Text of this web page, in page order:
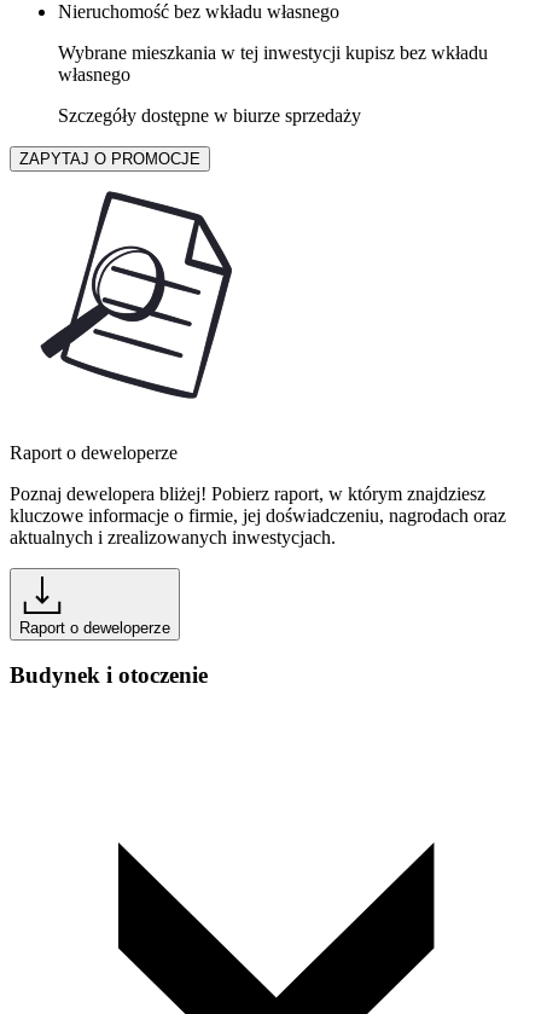
Nieruchomość bez wkładu własnego
Wybrane mieszkania w tej inwestycji kupisz bez wkładu
własnego
Szczegóły dostępne w biurze sprzedaży
ZAPYTAJ O PROMOCJE
Raport o deweloperze
Poznaj dewelopera bliżej! Pobierz raport, w którym znajdziesz
kluczowe informacje o firmie, jej doświadczeniu, nagrodach oraz
aktualnych i zrealizowanych inwestycjach.
Raport o deweloperze
Budynek i otoczenie